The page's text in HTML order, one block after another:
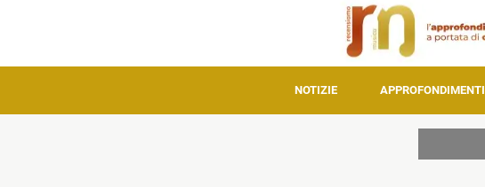
NOTIZIE APPROFONDIMENTI